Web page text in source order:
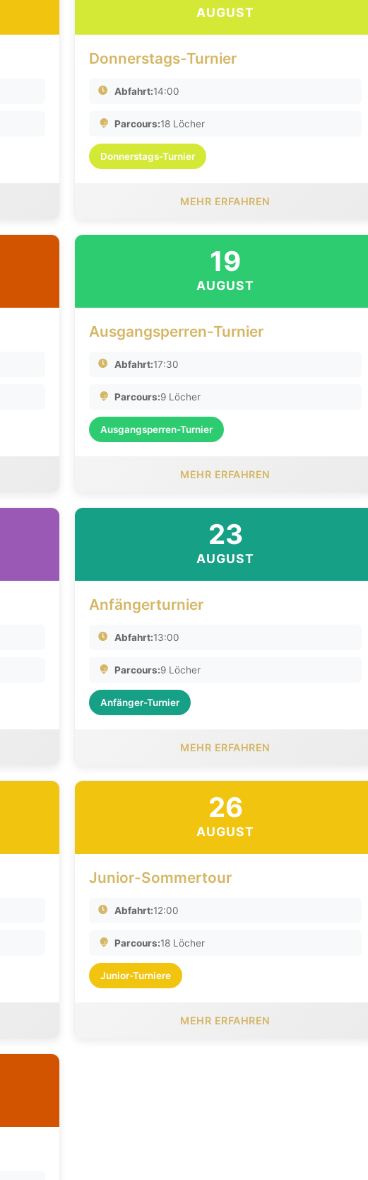
AUGUST
Donnerstags-Turnier
Abfahrt:14:00
Parcours:18 Löcher
Donnerstags-Turnier
MEHR ERFAHREN
19
AUGUST
Ausgangsperren-Turnier
Abfahrt:17:30
Parcours:9 Löcher
Ausgangsperren-Turnier
MEHR ERFAHREN
23
AUGUST
Anfängerturnier
Abfahrt:13:00
Parcours:9 Löcher
Anfänger-Turnier
MEHR ERFAHREN
26
AUGUST
Junior-Sommertour
Abfahrt:12:00
Parcours:18 Löcher
Junior-Turniere
MEHR ERFAHREN